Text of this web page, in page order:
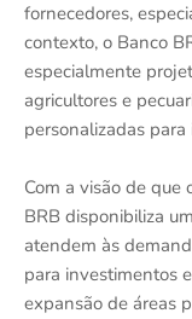
fornecedores,
contexto, o Banco
especialmente
agricultores e
personalizadas
Com a visão de que
BRB disponibiliza
atendem às
para investimentos
expansão de áreas